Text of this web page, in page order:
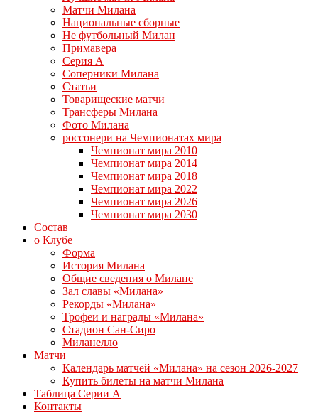
Матчи Милана
Национальные сборные
Не футбольный Милан
Примавера
Серия А
Соперники Милана
Статьи
Товарищеские матчи
Трансферы Милана
Фото Милана
россонери на Чемпионатах мира
Чемпионат мира 2010
Чемпионат мира 2014
Чемпионат мира 2018
Чемпионат мира 2022
Чемпионат мира 2026
Чемпионат мира 2030
Состав
о Клубе
Форма
История Милана
Общие сведения о Милане
Зал славы «Милана»
Рекорды «Милана»
Трофеи и награды «Милана»
Стадион Сан-Сиро
Миланелло
Матчи
Календарь матчей «Милана» на сезон 2026-2027
Купить билеты на матчи Милана
Таблица Серии А
Контакты